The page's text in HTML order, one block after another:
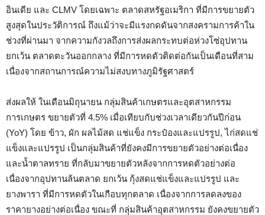
อินเดีย และ CLMV โดยเฉพาะ ตลาดสหรัฐอเมริกา ที่มีการขยายตัว
สูงสุดในประวัติการณ์ ถึงแม้ว่าจะมีแรงกดดันจากสงครามการค้าใน
ช่วงที่ผ่านมา จากความกังวลถึงการส่งผลกระทบต่อห่วงโซ่อุปทาน
ยกเว้น ตลาดตะวันออกกลาง ที่มีการหดตัวติดต่อกันเป็นเดือนที่สาม
เนื่องจากสถานการณ์ความไม่สงบทางภูมิรัฐศาสตร์
ส่งผลให้ ในเดือนมิถุนายน กลุ่มสินค้าเกษตรและอุตสาหกรรม
การเกษตร ขยายตัวที่ 4.5% เมื่อเทียบกับช่วงเวลาเดียวกันปีก่อน
(YoY) โดย ข้าว, ผัก ผลไม้สด แช่แข็ง กระป๋องและแปรรูป, ไก่สดแช่
แข็งและแปรรูป เป็นกลุ่มสินค้าที่ยังคงมีการขยายตัวอย่างต่อเนื่อง
และน้ำตาลทราย ที่กลับมาขยายตัวหลังจากการหดตัวอย่างต่อ
เนื่องจากอุปทานล้นตลาด ยกเว้น กุ้งสดแช่แข็งและแปรรูป และ
ยางพารา ที่มีการหดตัวในเกือบทุกตลาด เนื่องจากการลดลงของ
ราคายางอย่างต่อเนื่อง ขณะที่ กลุ่มสินค้าอุตสาหกรรม ยังคงขยายตัว